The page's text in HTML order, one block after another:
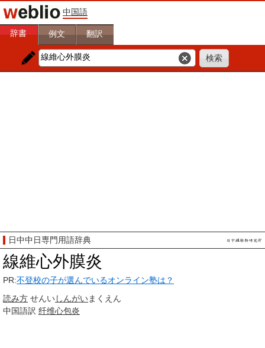
中国語
辞書 例文 翻訳
日中中日専門用語辞典
線維心外膜炎
PR:不登校の子が選んでいるオンライン塾は？
読み方 せんいしんがいまくえん
中国語訳 纤维心包炎